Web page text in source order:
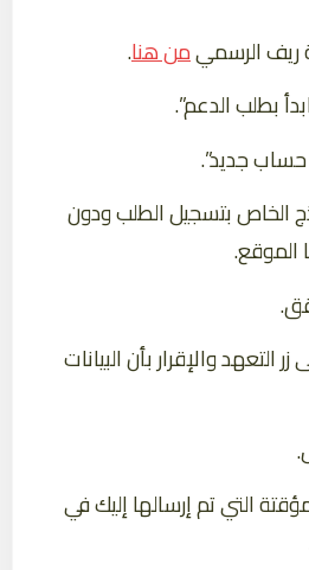
ريف الرسميمن هنا.
بطلب الدعم”.
حساب جديد”.
الخاص بتسجيل الطلب ودون
الموقع.
والإقرار بأن البيانات
التي تم إرسالها إليك في